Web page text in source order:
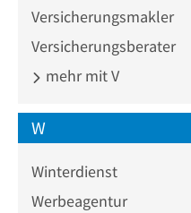
Versicherungsmakler
Versicherungsberater
mehr mit V
W
Winterdienst
Werbeagentur